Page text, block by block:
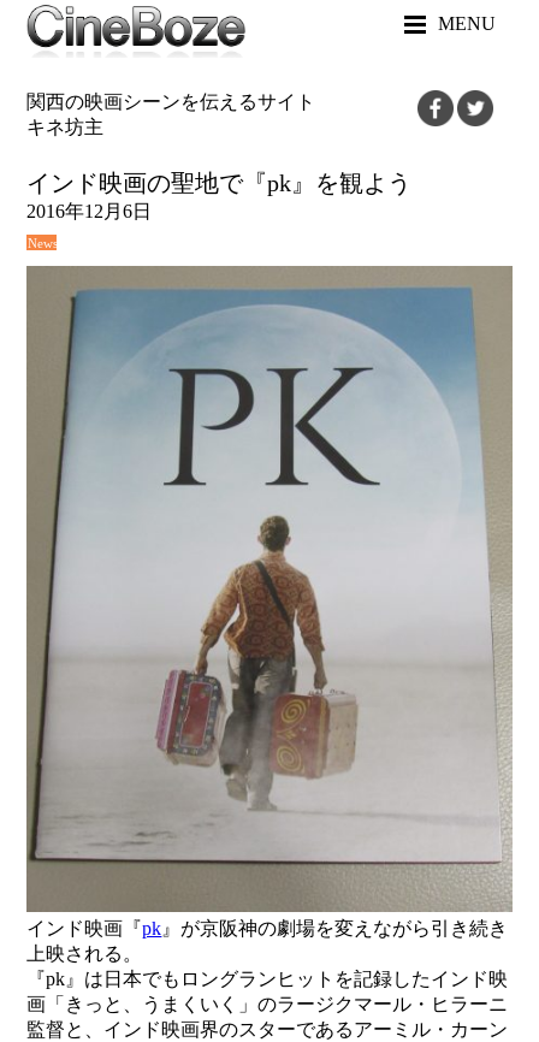
MENU
関西の映画シーンを伝えるサイト
キネ坊主
インド映画の聖地で『pk』を観よう
2016年12月6日
News
インド映画『pk 』が京阪神の劇場を変えながら引き続き
上映される。
『pk』は日本でもロングランヒットを記録したインド映
画「きっと、うまくいく」のラージクマール・ヒラーニ
監督と、インド映画界のスターであるアーミル・カーン